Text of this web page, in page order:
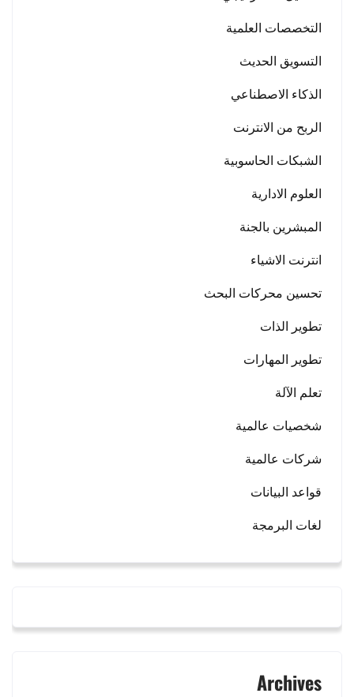
التخصصات العلمية
التسويق الحديث
الذكاء الاصطناعي
الربح من الانترنت
الشبكات الحاسوبية
العلوم الادارية
المبشرين بالجنة
انترنت الاشياء
تحسين محركات البحث
تطوير الذات
تطوير المهارات
تعلم الآلة
شخصيات عالمية
شركات عالمية
قواعد البيانات
لغات البرمجة
Archives